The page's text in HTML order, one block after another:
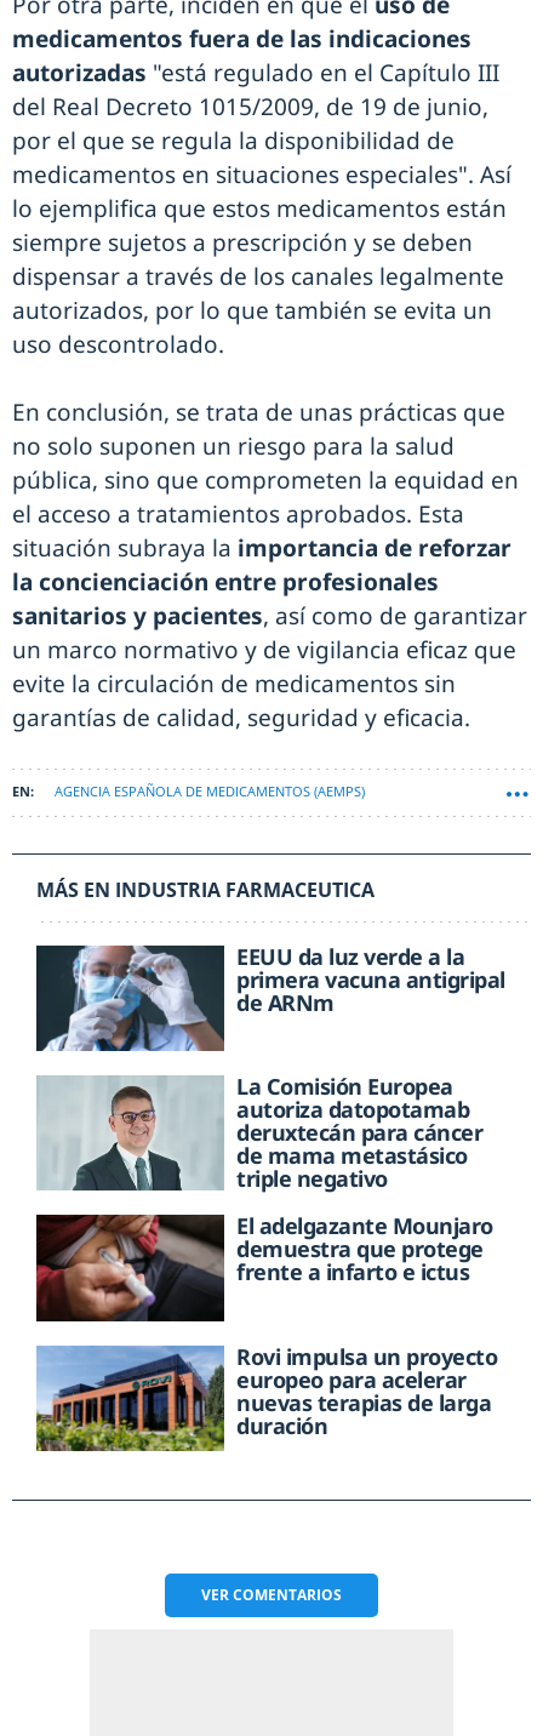
medicamentos fuera de las indicaciones
autorizadas "está regulado en el Capítulo III
del Real Decreto 1015/2009, de 19 de junio,
por el que se regula la disponibilidad de
medicamentos en situaciones especiales". Así
lo ejemplifica que estos medicamentos están
siempre sujetos a prescripción y se deben
dispensar a través de los canales legalmente
autorizados, por lo que también se evita un
uso descontrolado.
En conclusión, se trata de unas prácticas que
no solo suponen un riesgo para la salud
pública, sino que comprometen la equidad en
el acceso a tratamientos aprobados. Esta
situación subraya la importancia de reforzar
la concienciación entre profesionales
sanitarios y pacientes, así como de garantizar
un marco normativo y de vigilancia eficaz que
evite la circulación de medicamentos sin
garantías de calidad, seguridad y eficacia.
AGENCIA ESPAÑOLA DE MEDICAMENTOS (AEMPS)
MÁS EN INDUSTRIA FARMACEUTICA
EEUU da luz verde a la
primera vacuna antigripal
de ARNm
La Comisión Europea
autoriza datopotamab
deruxtecán para cáncer
de mama metastásico
triple negativo
El adelgazante Mounjaro
demuestra que protege
frente a infarto e ictus
Rovi impulsa un proyecto
europeo para acelerar
nuevas terapias de larga
duración
VERCOMENTARIOS